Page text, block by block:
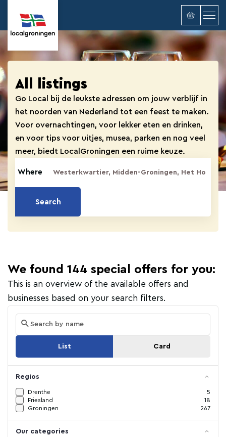
All listings
Go Local bij de leukste adressen om jouw verblijf in
het noorden van Nederland tot een feest te maken.
Voor overnachtingen, voor lekker eten en drinken,
en voor tips voor uitjes, musea, parken en nog veel
meer, biedt LocalGroningen een ruime keuze.
Where
Search
We found 144 special offers for you:
This is an overview of the available offers and
businesses based on your search filters.
List Card
Regios
Drenthe
5
Friesland
18
Groningen
267
Our categories